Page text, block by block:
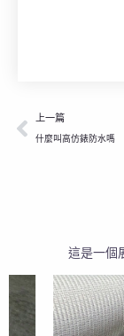
上一頁
上一篇
什麼叫高仿錶防水嗎
這是一個